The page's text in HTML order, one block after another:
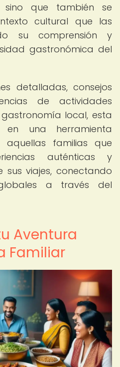
sino que también se
cultural que las
su comprensión y
gastronómica del
detalladas, consejos
de actividades
local, esta
una herramienta
aquellas familias que
auténticas y
sus viajes, conectando
a través del
Aventura
Familiar